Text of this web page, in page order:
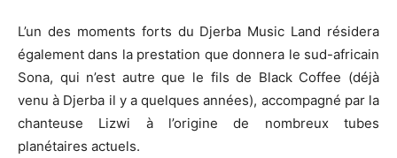
L’un des moments forts du Djerba Music Land résidera
également dans la prestation que donnera le sud-africain
Sona, qui n’est autre que le fils de Black Coffee (déjà
venu à Djerba il y a quelques années), accompagné par la
chanteuse Lizwi à l’origine de nombreux tubes
planétaires actuels.